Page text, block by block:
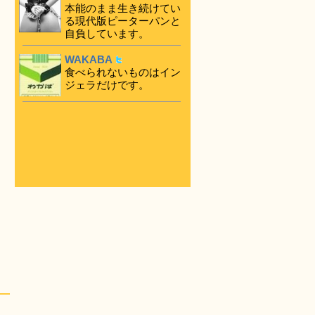
本能のまま生き続けてい
る現代版ピーターパンと
自負しています。
WAKABA
食べられないものはイン
ジェラだけです。